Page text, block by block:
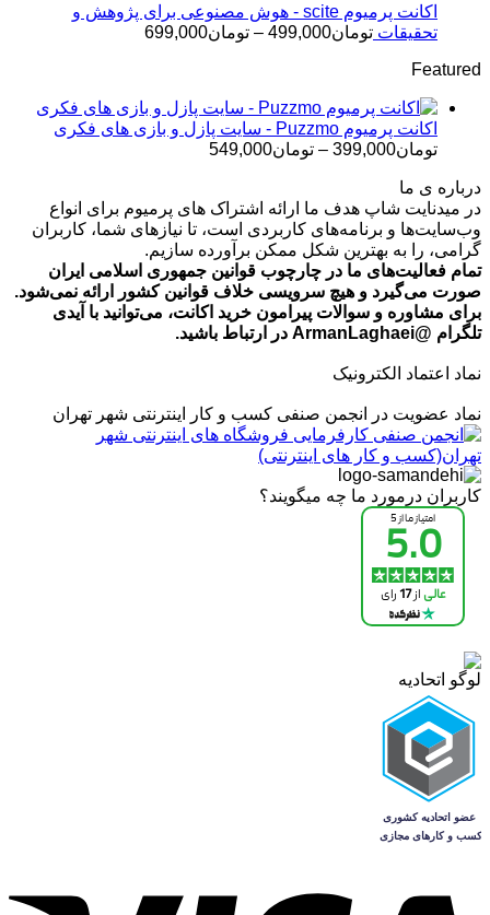
تا
تومان499,000
اکانت پرمیوم scite - هوش مصنوعی برای پژوهش و
تحقیقات تومان499,000
– تومان699,000محدوده
تومان699,000
Featured
اکانت پرمیوم Puzzmo - سایت پازل و بازی های فکری
تومان399,000
– تومان549,000
تا
تومان549,000
درباره ی ما
در میدنایت شاپ هدف ما ارائه اشتراک های پرمیوم برای انواع
وب‌سایت‌ها و برنامه‌های کاربردی است، تا نیازهای شما، کاربران
گرامی، را به بهترین شکل ممکن برآورده سازیم.
تمام فعالیت‌های ما در چارچوب قوانین جمهوری اسلامی ایران
صورت می‌گیرد و هیچ سرویسی خلاف قوانین کشور ارائه نمی‌شود.
برای مشاوره و سوالات پیرامون خرید اکانت، می‌توانید با آیدی
تلگرام @ArmanLaghaei در ارتباط باشید.
نماد اعتماد الکترونیک
نماد عضویت در انجمن صنفی کسب و کار اینترنتی شهر تهران
کاربران درمورد ما چه میگویند؟
لوگو اتحادیه